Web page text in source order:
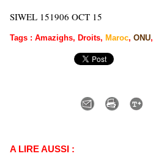
SIWEL 151906 OCT 15
Tags : Amazighs, Droits, Maroc, ONU,
A LIRE AUSSI :